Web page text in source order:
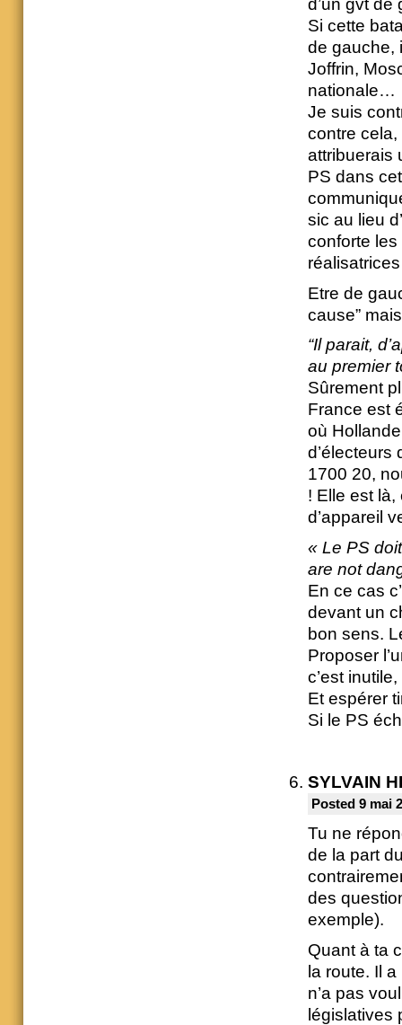
d’un gvt
Si cette
de gauche,
Joffrin,
nationale…
Je suis
contre cela,
attribuerais
PS dans
sic au lieu
conforte
Etre de
cause”
“Il parait,
au premier
Sûrement
France est
où
d’électeurs
1700 20,
! Elle est
d’appareil
« Le PS
are not
En ce cas
devant un
bon sens.
Proposer
c’est
Et espérer
Si le PS
SYLVAIN
Posted 9 mai
Tu ne
de la part
des
exemple).
Quant à ta
la route. Il
n’a pas
législatives